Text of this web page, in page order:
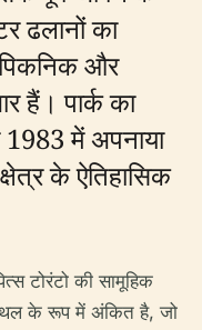
ढलानों का
और
हैं। पार्क का
में अपनाया
के ऐतिहासिक
टोरंटो की सामूहिक
के रूप में अंकित है, जो